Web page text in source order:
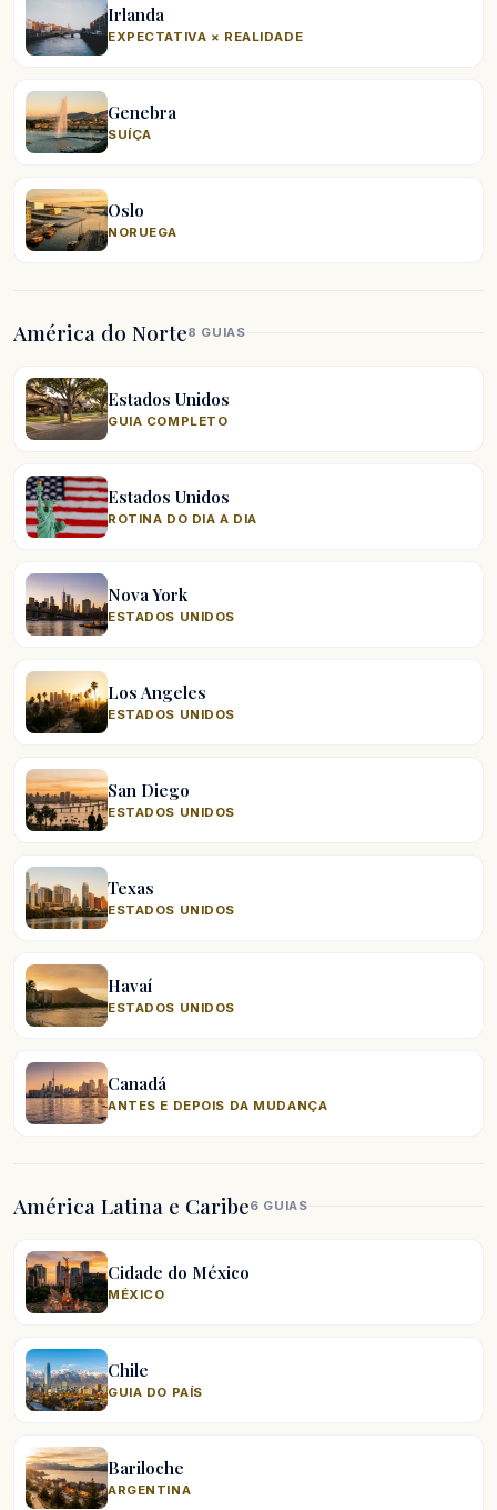
Irlanda
EXPECTATIVA × REALIDADE
Genebra
SUÍÇA
Oslo
NORUEGA
América do Norte8 GUIAS
Estados Unidos
GUIA COMPLETO
Estados Unidos
ROTINA DO DIA A DIA
Nova York
ESTADOS UNIDOS
Los Angeles
ESTADOS UNIDOS
San Diego
ESTADOS UNIDOS
Texas
ESTADOS UNIDOS
Havaí
ESTADOS UNIDOS
Canadá
ANTES E DEPOIS DA MUDANÇA
América Latina e Caribe6 GUIAS
Cidade do México
MÉXICO
Chile
GUIA DO PAÍS
Bariloche
ARGENTINA